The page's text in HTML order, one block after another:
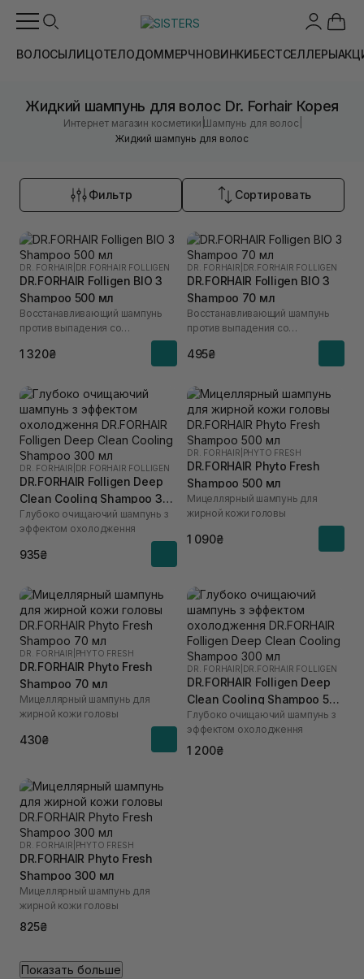
ВОЛОСЫЛИЦОТЕЛОДОММЕРЧНОВИНКИБЕСТСЕЛЛЕРЫ
Жидкий шампунь для волос Dr. Forhair Корея
Интернет магазин косметики |Шампунь для волос
Жидкий шампунь для волос
Фильтр Сортировать
DR. FORHAIR DR.FORHAIR FOLLIGEN
DR.FORHAIR Folligen BIO 3
Shampoo 500 мл
Восстанавливающий шампунь
против выпадения со
1 320₴
DR. FORHAIR DR.FORHAIR FOLLIGEN
DR.FORHAIR Folligen BIO 3
Shampoo 70 мл
Восстанавливающий шампунь
против выпадения со
495₴
DR. FORHAIR DR.FORHAIR FOLLIGEN
DR.FORHAIR Folligen Deep
Clean Cooling Shampoo 300
мл
Глубоко очищаючий шампунь з
эффектом охолодження
935₴
DR. FORHAIR PHYTO FRESH
DR.FORHAIR Phyto Fresh
Shampoo 500 мл
Мицеллярный шампунь для
жирной кожи головы
1 090₴
DR. FORHAIR PHYTO FRESH
DR.FORHAIR Phyto Fresh
Shampoo 70 мл
Мицеллярный шампунь для
жирной кожи головы
430₴
DR. FORHAIR DR.FORHAIR FOLLIGEN
DR.FORHAIR Folligen Deep
Clean Cooling Shampoo 500
мл
Глубоко очищаючий шампунь з
эффектом охолодження
1 200₴
DR. FORHAIR PHYTO FRESH
DR.FORHAIR Phyto Fresh
Shampoo 300 мл
Мицеллярный шампунь для
жирной кожи головы
825₴
Показать больше